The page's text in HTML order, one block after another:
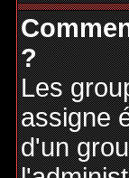
?
Les
assigne
d'un